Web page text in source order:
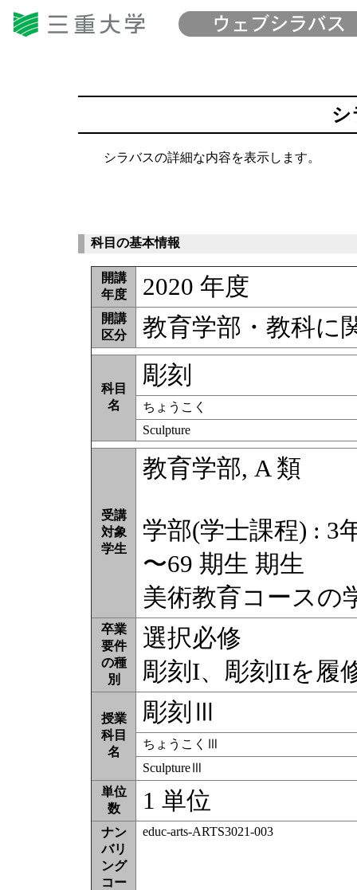
シ
シラバスの詳細な内容を表示します。
科目の基本情報
開講
年度
2020 年度
開講
区分
教育学部・教科に
科目
名
彫刻
ちょうこく
Sculpture
受講
対象
学生
教育学部, A 類
学部(学士課程) : 3
〜69 期生 期生
美術教育コースの
卒業
要件
の種
別
選択必修
彫刻I、彫刻IIを履
授業
科目
名
彫刻Ⅲ
ちょうこくⅢ
SculptureⅢ
単位
数
1 単位
ナン
バリ
ング
コー
educ-arts-ARTS3021-003